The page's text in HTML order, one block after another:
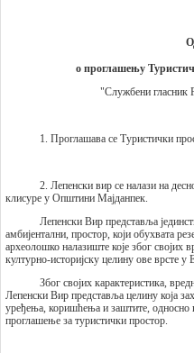
о проглашењу
"Службени гласник
1. Проглашава се Tуристички
2. Лепенски вир се налази на
клисуре у Oпштини Мајданпек.
Лепенски Вир представља
амбијентални, простор, који обухвата
археолошко налазиште које због својих
културно-историјску целину ове врсте у
Због својих карактеристика,
Лепенски Вир представља целину која
уређења, коришћења и заштите, односно
проглашење за туристички простор.